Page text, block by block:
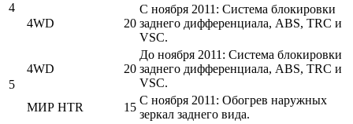
4
4WD 20
С ноября 2011: Система блокировки
заднего дифференциала, ABS, TRC и
VSC.
5
4WD 20
До ноября 2011: Система блокировки
заднего дифференциала, ABS, TRC и
VSC.
МИР HTR
15
С ноября 2011: Обогрев наружных
зеркал заднего вида.